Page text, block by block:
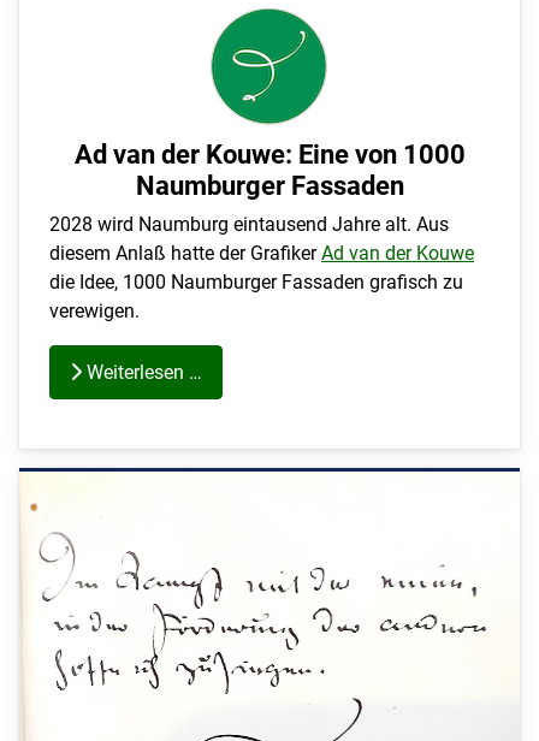
Ad van der Kouwe: Eine von 1000
Naumburger Fassaden
2028 wird Naumburg eintausend Jahre alt. Aus
diesem Anlaß hatte der GrafikerAd van der Kouwe
die Idee, 1000 Naumburger Fassaden grafisch zu
verewigen.
Weiterlesen …